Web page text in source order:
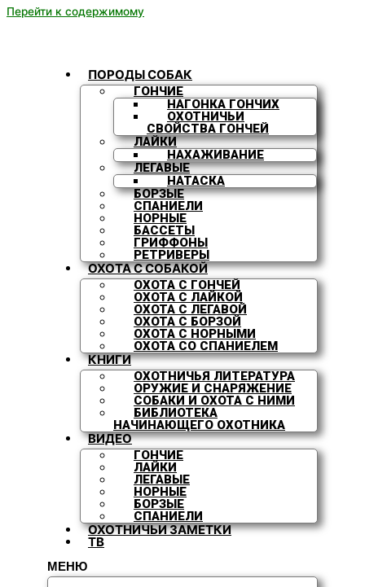
Перейти к содержимому
ПОРОДЫ СОБАК
ГОНЧИЕ
НАГОНКА ГОНЧИХ
ОХОТНИЧЬИ
СВОЙСТВА ГОНЧЕЙ
ЛАЙКИ
НАХАЖИВАНИЕ
ЛЕГАВЫЕ
НАТАСКА
БОРЗЫЕ
СПАНИЕЛИ
НОРНЫЕ
БАССЕТЫ
ГРИФФОНЫ
РЕТРИВЕРЫ
ОХОТА С СОБАКОЙ
ОХОТА С ГОНЧЕЙ
ОХОТА С ЛАЙКОЙ
ОХОТА С ЛЕГАВОЙ
ОХОТА С БОРЗОЙ
ОХОТА С НОРНЫМИ
ОХОТА СО СПАНИЕЛЕМ
КНИГИ
ОХОТНИЧЬЯ ЛИТЕРАТУРА
ОРУЖИЕ И СНАРЯЖЕНИЕ
СОБАКИ И ОХОТА С НИМИ
БИБЛИОТЕКА
НАЧИНАЮЩЕГО ОХОТНИКА
ВИДЕО
ГОНЧИЕ
ЛАЙКИ
ЛЕГАВЫЕ
НОРНЫЕ
БОРЗЫЕ
СПАНИЕЛИ
ОХОТНИЧЬИ ЗАМЕТКИ
ТВ
МЕНЮ